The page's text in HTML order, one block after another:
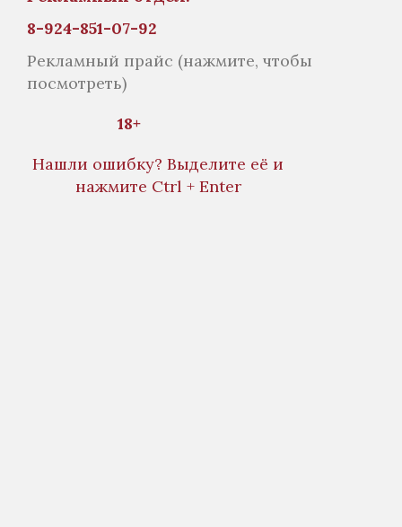
8-924-851-07-92
Рекламный прайс (нажмите, чтобы
посмотреть)
18+
Нашли ошибку? Выделите её и
нажмите Ctrl + Enter